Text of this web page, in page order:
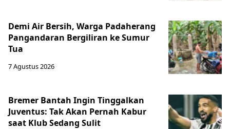
Demi Air Bersih, Warga Padaherang
Pangandaran Bergiliran ke Sumur
Tua
7 Agustus 2026
Bremer Bantah Ingin Tinggalkan
Juventus: Tak Akan Pernah Kabur
saat Klub Sedang Sulit